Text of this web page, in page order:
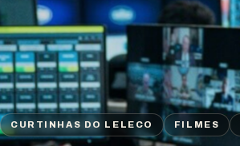
CURTINHAS DO LELECO FILMES